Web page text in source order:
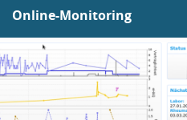
Online-Monitoring